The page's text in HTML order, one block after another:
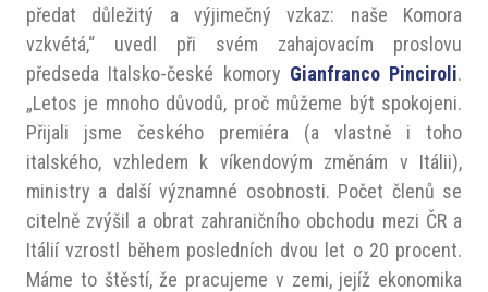
předat důležitý a výjimečný vzkaz: naše Komora
vzkvétá,“ uvedl při svém zahajovacím proslovu
předseda Italsko-české komory Gianfranco Pinciroli.
„Letos je mnoho důvodů, proč můžeme být spokojeni.
Přijali jsme českého premiéra (a vlastně i toho
italského, vzhledem k víkendovým změnám v Itálii),
ministry a další významné osobnosti. Počet členů se
citelně zvýšil a obrat zahraničního obchodu mezi ČR a
Itálií vzrostl během posledních dvou let o 20 procent.
Máme to štěstí, že pracujeme v zemi, jejíž ekonomika